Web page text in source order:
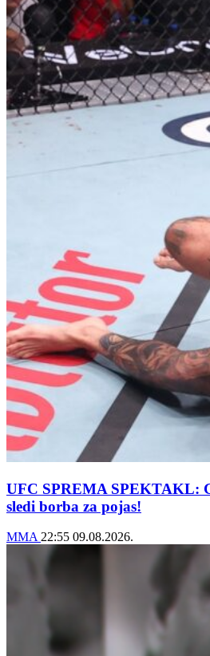
UFC SPREMA SPEKTAKL:
sledi borba za pojas!
MMA 22:55 09.08.2026.